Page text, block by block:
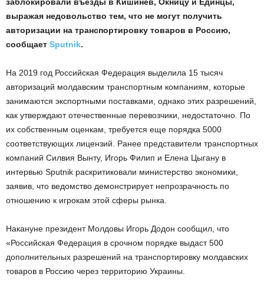
выражая недовольство тем, что не могут получить
авторизации на транспортировку товаров в Россию,
сообщает Sputnik.
На 2019 год Российская Федерация выделила 15 тысяч
авторизаций молдавским транспортным компаниям, которые
занимаются экспортными поставками, однако этих разрешений,
как утверждают отечественные перевозчики, недостаточно. По
их собственным оценкам, требуется еще порядка 5000
соответствующих лицензий. Ранее представители транспортных
компаний Силвия Вынту, Игорь Филип и Елена Цыгану в
интервью Sputnik раскритиковали министерство экономики,
заявив, что ведомство демонстрирует непрозрачность по
отношению к игрокам этой сферы рынка.
Накануне президент Молдовы Игорь Додон сообщил, что
«Российская Федерация в срочном порядке выдаст 500
дополнительных разрешений на транспортировку молдавских
товаров в Россию через территорию Украины.